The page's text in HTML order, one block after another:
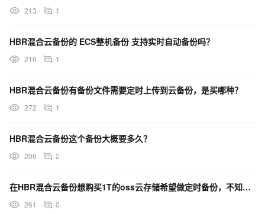
213 1
HBR混合云备份的 ECS整机备份 支持实时自动备份吗？
216 1
HBR混合云备份有备份文件需要定时上传到云备份，是买哪种？
272 1
HBR混合云备份这个备份大概要多久？
206 2
在HBR混合云备份想购买1T的oss云存储希望做定时备份，不知道如何购买备份的资源？
261 0